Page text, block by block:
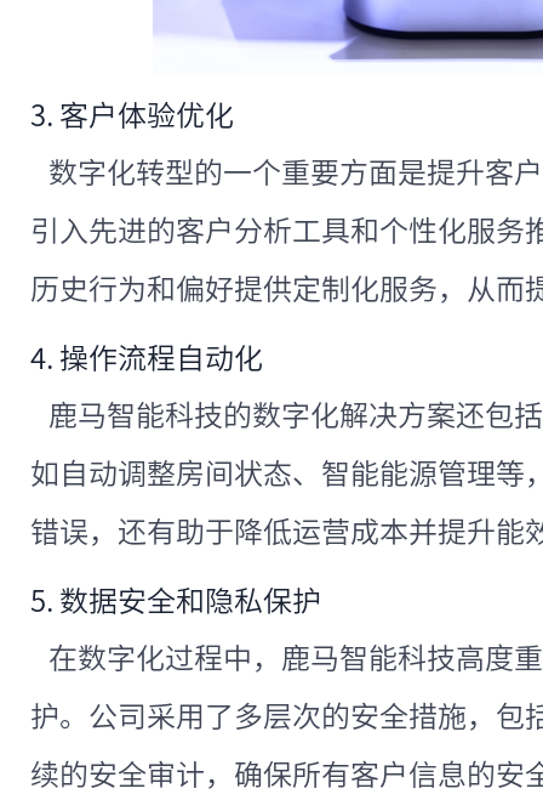
3. 客户体验优化
数字化转型的一个重要方面是提升客
引入先进的客户分析工具和个性化服务
历史行为和偏好提供定制化服务，从而
4. 操作流程自动化
鹿马智能科技的数字化解决方案还包
如自动调整房间状态、智能能源管理等
错误，还有助于降低运营成本并提升能
5. 数据安全和隐私保护
在数字化过程中，鹿马智能科技高度
护。公司采用了多层次的安全措施，包
续的安全审计，确保所有客户信息的安